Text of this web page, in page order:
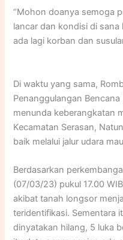
“Mohon doanya semoga
lancar dan kondisi di
ada lagi korban dan
Di waktu yang sama,
Penanggulangan
menunda keberangkatan
Kecamatan Serasan,
baik melalui jalur udara
Berdasarkan
(07/03/23) pukul 17.00
akibat tanah longsor
teridentifikasi. Sementara
dinyatakan hilang, 5 luka